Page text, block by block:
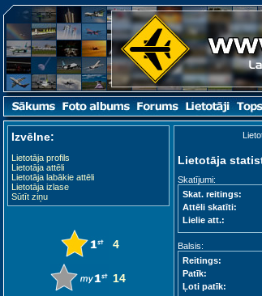
Izvēlne:
Lietotāja profils
Lietotāja attēli
Lietotāja labākie attēli
Lietotāja izlase
Sūtīt ziņu
4
14
Lietotāja
Skatījumi:
Skat. reitings:
Attēli skatīti:
Lielie att.:
Balsis:
Reitings:
Patīk:
Ļoti patīk: